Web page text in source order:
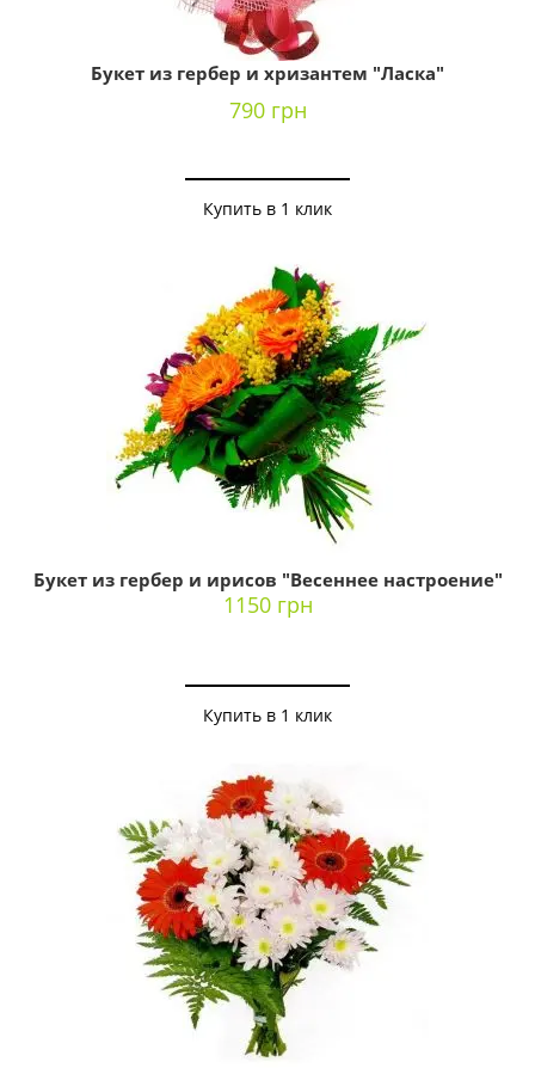
Букет из гербер и хризантем "Ласка"
790 грн
Купить в 1 клик
Букет из гербер и ирисов "Весеннее настроение"
1150 грн
Купить в 1 клик